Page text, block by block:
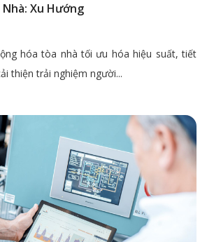
Xu Hướng
hóa tòa nhà tối ưu hóa hiệu suất, tiết
thiện trải nghiệm người...